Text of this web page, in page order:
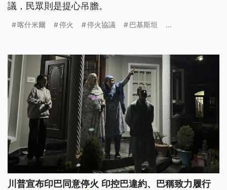
議，民眾則是提心吊膽。
喀什米爾 停火 停火協議 巴基斯坦 ...
川普宣布印巴同意停火 印控巴違約、巴稱致力履行